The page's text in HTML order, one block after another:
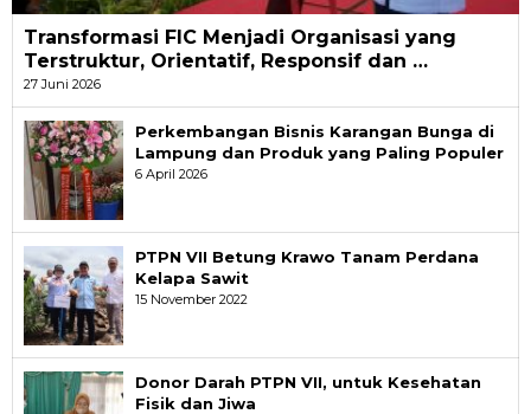
Transformasi FIC Menjadi Organisasi yang
Terstruktur, Orientatif, Responsif dan …
27 Juni 2026
Perkembangan Bisnis Karangan Bunga di
Lampung dan Produk yang Paling Populer
6 April 2026
PTPN VII Betung Krawo Tanam Perdana
Kelapa Sawit
15 November 2022
Donor Darah PTPN VII, untuk Kesehatan
Fisik dan Jiwa